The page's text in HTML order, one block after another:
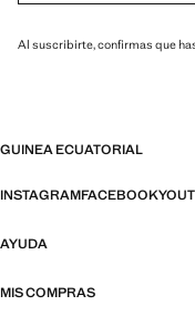
Al suscribirte, confirmas que
GUINEA ECUATORIAL
INSTAGRAMFACEBOOK
AYUDA
MIS COMPRAS